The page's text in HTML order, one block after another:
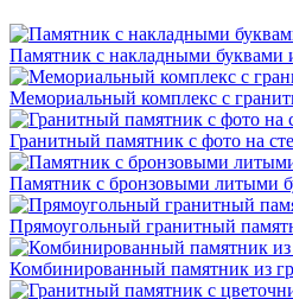
Памятник с накладными буквами
Мемориальный комплекс с
Гранитный памятник с фото на
Памятник с бронзовыми литыми
Прямоугольный гранитный
Комбинированный памятник из